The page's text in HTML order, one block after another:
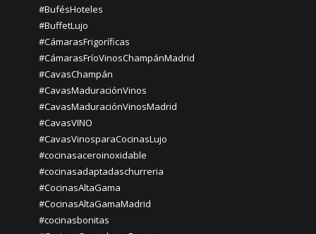
#BufésHoteles
#BuffetLujo
#CámarasFrigoríficas
#CámarasFríoVinosChampánMadrid
#CavasChampán
#CavasMaduraciónVinos
#CavasMaduraciónVinosMadrid
#CavasVINO
#CavasVinosparaCocinasLujo
#cocinasaceroinoxidable
#cocinasadaptadaschurreria
#CocinasAltaGama
#CocinasAltaGamaMadrid
#cocinasbonitas